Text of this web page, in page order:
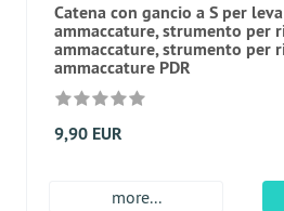
Catena con gancio a S per
ammaccature, strumento per
ammaccature, strumento per
ammaccature PDR
9,90 EUR
more...